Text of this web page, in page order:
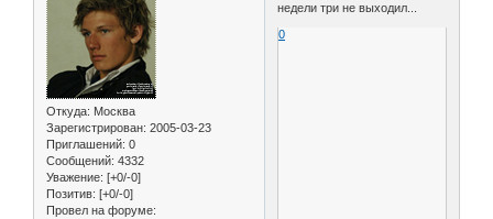
Откуда: Москва
Зарегистрирован: 2005-03-23
Приглашений: 0
Сообщений: 4332
Уважение: [+0/-0]
Позитив: [+0/-0]
Провел на форуме:
недели три не выходил...
0